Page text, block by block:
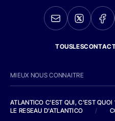
MIEUX NOUS CONNAITRE
ATLANTICO C'EST QUI, C'EST QUOI
LE RESEAU D'ATLANTICO
/